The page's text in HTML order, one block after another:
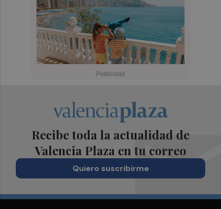
Recibe toda la actualidad de
Valencia Plaza en tu correo
Quiero suscribirme